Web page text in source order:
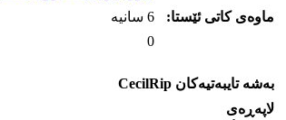
ماوه‌ی كاتی ئێستا:
6 سانیه‌
0
به‌شه‌ تایبه‌تیه‌کان CecilRip
لاپه‌ڕه‌ی